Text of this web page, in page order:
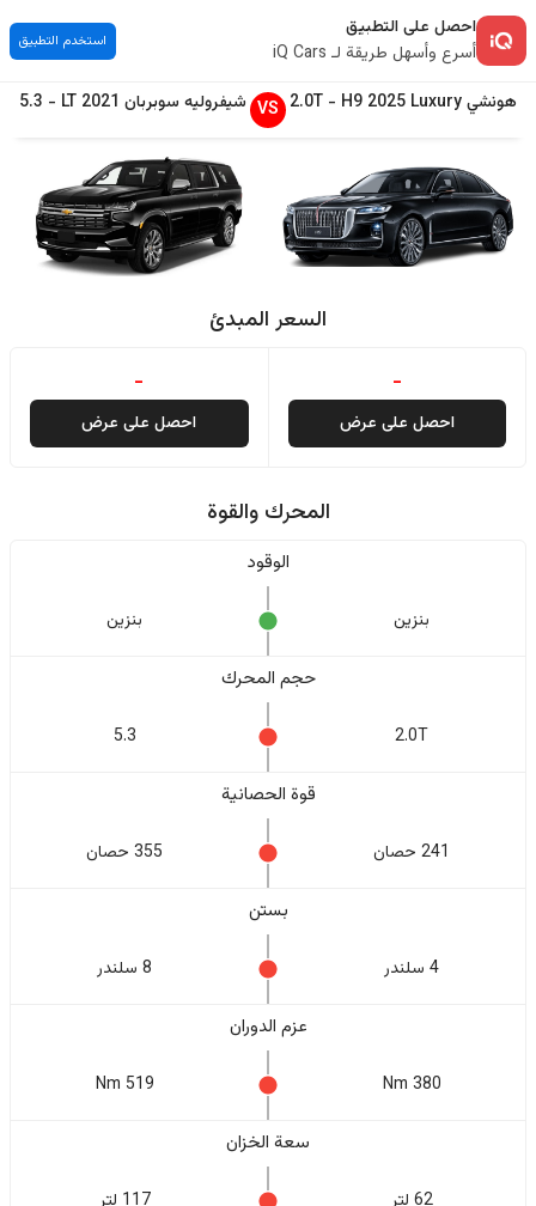
احصل على التطبيق
أسرع وأسهل طريقة لـ iQ Cars
استخدم التطبيق
هونشي H9 2025 Luxury
-
2.0T
VS شيفروليه سوبربان 2021
LT
-
5.3
السعر المبدئ
-
احصل على عرض
-
احصل على عرض
المحرك والقوة
الوقود
بنزين بنزين
حجم المحرك
2.0T
5.3
قوة الحصانية
241 حصان 355 حصان
بستن
4 سلندر 8 سلندر
عزم الدوران
380 Nm
519 Nm
سعة الخزان